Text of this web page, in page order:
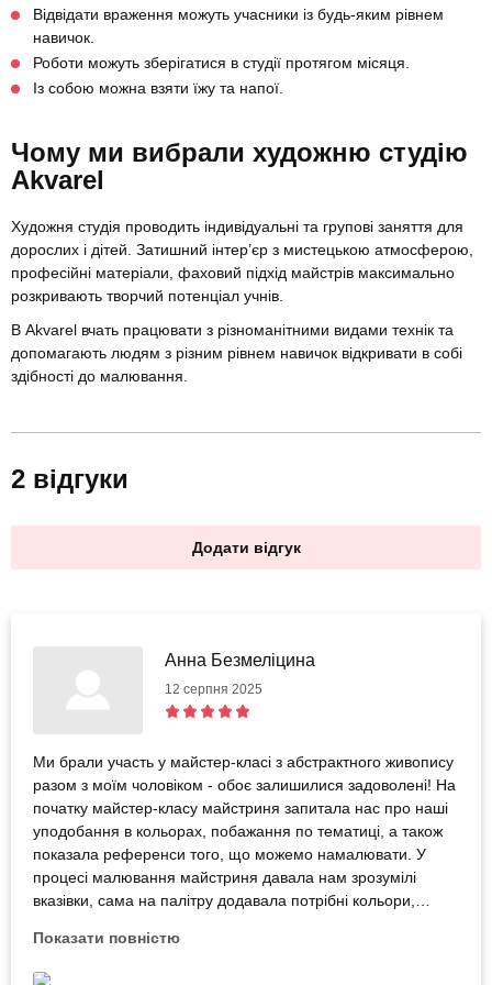
Відвідати враження можуть учасники із будь-яким рівнем
навичок.
Роботи можуть зберігатися в студії протягом місяця.
Із собою можна взяти їжу та напої.
Чому ми вибрали художню студію
Akvarel
Художня студія проводить індивідуальні та групові заняття для
дорослих і дітей. Затишний інтер’єр з мистецькою атмосферою,
професійні матеріали, фаховий підхід майстрів максимально
розкривають творчий потенціал учнів.
В Akvarel вчать працювати з різноманітними видами технік та
допомагають людям з різним рівнем навичок відкривати в собі
здібності до малювання.
2 відгуки
Додати відгук
Анна Безмеліцина
12 серпня 2025
Ми брали участь у майстер-класі з абстрактного живопису
разом з моїм чоловіком - обоє залишилися задоволені! На
початку майстер-класу майстриня запитала нас про наші
уподобання в кольорах, побажання по тематиці, а також
показала референси того, що можемо намалювати. У
процесі малювання майстриня давала нам зрозумілі
вказівки, сама на палітру додавала потрібні кольори,
баланс самостійності й допомоги, тому що в нас немає
навичок малювання, а майстриня врятувала наші картини,
Показати повністю